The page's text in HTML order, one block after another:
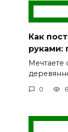
Как
руками:
Мечтаете
0